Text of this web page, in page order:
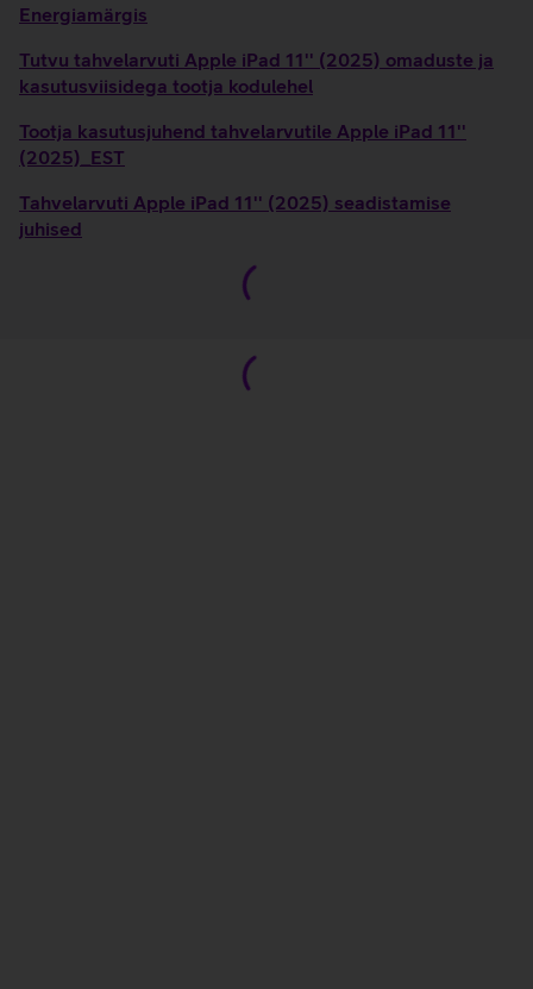
Energiamärgis
Tutvu tahvelarvuti Apple iPad 11'' (2025) omaduste ja
kasutusviisidega tootja kodulehel
Tootja kasutusjuhend tahvelarvutile Apple iPad 11''
(2025)_EST
Tahvelarvuti Apple iPad 11'' (2025) seadistamise
juhised